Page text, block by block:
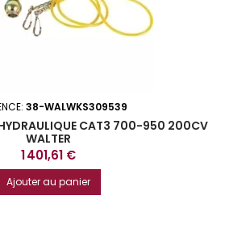
38-WALWKS309539
HYDRAULIQUE CAT3 700-950 200CV
WALTER
Prix
1 401,61 €
Ajouter au panier